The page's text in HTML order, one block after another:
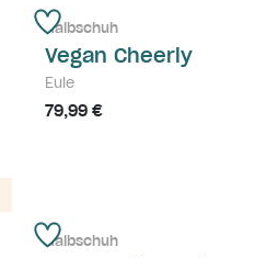
Halbschuh
Vegan Cheerly
Eule
79,99 €
Halbschuh